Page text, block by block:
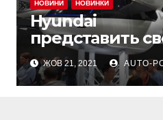
НОВИНИ НОВИНКИ
Hyundai
представить
літальні
безпілотним
режимом
ЖОВ 21, 2021 AUTO-